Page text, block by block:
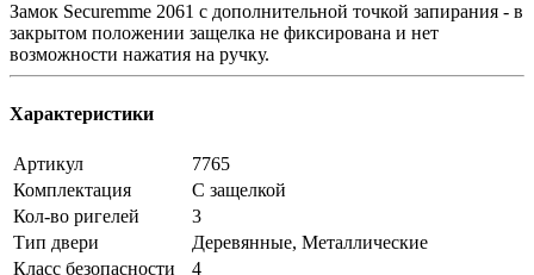
Замок Securemme 2061 с дополнительной точкой запирания - в
закрытом положении защелка не фиксирована и нет
возможности нажатия на ручку.
Характеристики
Артикул
7765
Комплектация
С защелкой
Кол-во ригелей
3
Тип двери
Деревянные, Металлические
Класс безопасности
4